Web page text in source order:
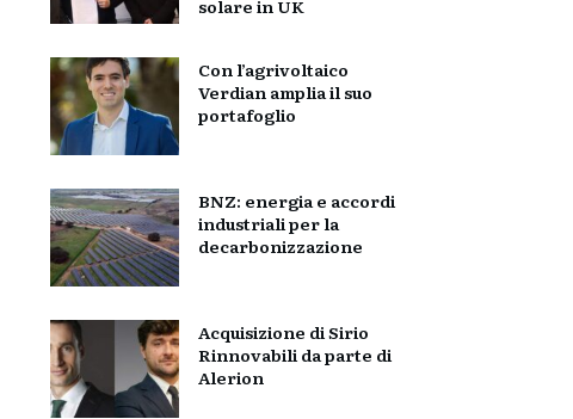
solare in UK
Con l’agrivoltaico
Verdian amplia il suo
portafoglio
BNZ: energia e accordi
industriali per la
decarbonizzazione
Acquisizione di Sirio
Rinnovabili da parte di
Alerion